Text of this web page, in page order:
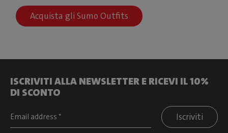
Acquista gli Sumo Outfits
ISCRIVITI ALLA NEWSLETTER E RICEVI IL 10%
DI SCONTO
Iscriviti